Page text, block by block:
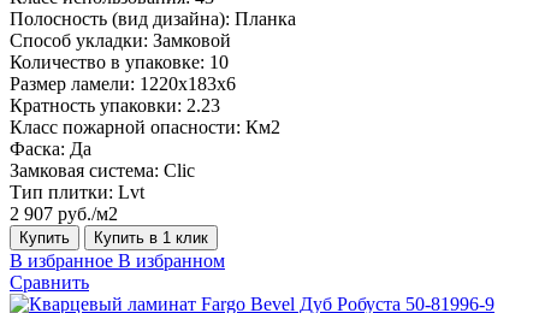
Полосность (вид дизайна): Планка
Способ укладки: Замковой
Количество в упаковке: 10
Размер ламели: 1220х183х6
Кратность упаковки: 2.23
Класс пожарной опасности: Км2
Фаска: Да
Замковая система: Сlic
Тип плитки: Lvt
2 907 руб./м2
Купить Купить в 1 клик
В избранное В избранном
Сравнить